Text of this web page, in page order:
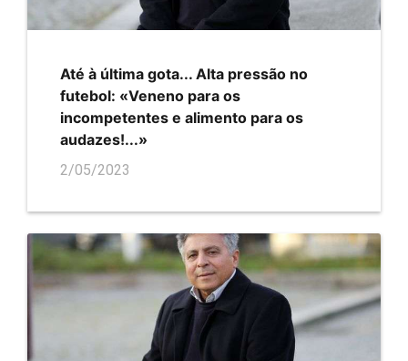
Até à última gota... Alta pressão no
futebol: «Veneno para os
incompetentes e alimento para os
audazes!...»
2/05/2023